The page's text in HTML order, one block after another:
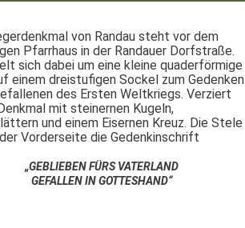
von Randau steht vor dem
Pfarrhaus in der Randauer Dorfstraße.
sich dabei um eine kleine quaderförmige
einem dreistufigen Sockel zum Gedenken
des Ersten Weltkriegs. Verziert
mit steinernen Kugeln,
und einem Eisernen Kreuz. Die Stele
Vorderseite die Gedenkinschrift
„GEBLIEBEN FÜRS VATERLAND
GEFALLEN IN GOTTESHAND“